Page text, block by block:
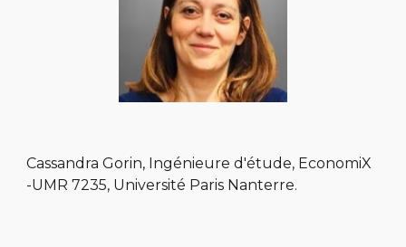
Cassandra Gorin, Ingénieure d'étude, EconomiX
-UMR 7235, Université Paris Nanterre.